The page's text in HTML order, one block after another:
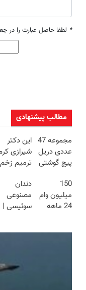
* لطفا حاصل عبارت را در
مطالب پیشنهادی
مجموعه 47
عددی دریل
پیچ گوشتی
(تخفیف به
مدت
محدود)
این دکتر
شیرازی
ترمیم زخم
ساخت!!!
150
میلیون وام
24 ماهه
دندان
مصنوعی
سوئیسی |
اقساطی😍